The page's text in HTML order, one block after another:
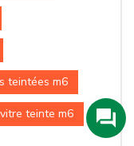
teintées m6
vitre teinte m6